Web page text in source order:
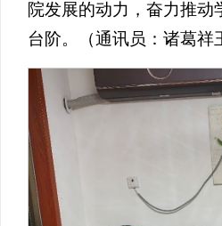
院发展的动力，奋力推动
台阶。（通讯员：诸葛祥